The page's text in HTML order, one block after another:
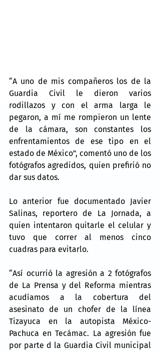
“A uno de mis compañeros los de la
Guardia Civil le dieron varios
rodillazos y con el arma larga le
pegaron, a mí me rompieron un lente
de la cámara, son constantes los
enfrentamientos de ese tipo en el
estado de México”, comentó uno de los
fotógrafos agredidos, quien prefirió no
dar sus datos.
Lo anterior fue documentado Javier
Salinas, reportero de La Jornada, a
quien intentaron quitarle el celular y
tuvo que correr al menos cinco
cuadras para evitarlo.
“Así ocurrió la agresión a 2 fotógrafos
de La Prensa y del Reforma mientras
acudíamos a la cobertura del
asesinato de un chofer de la línea
Tizayuca en la autopista México-
Pachuca en Tecámac. La agresión fue
por parte d la Guardia Civil municipal